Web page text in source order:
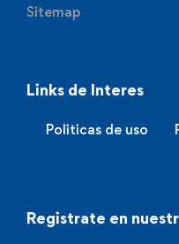
Sitemap
Links de Interes
Politicas de uso
Registrate en